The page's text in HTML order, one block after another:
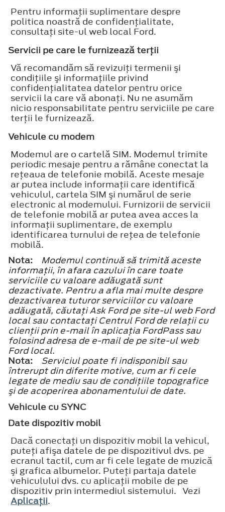
Pentru informaţii suplimentare despre
politica noastră de confidenţialitate,
consultaţi site-ul web local Ford.
Servicii pe care le furnizează terţii
Vă recomandăm să revizuiţi termenii şi
condiţiile şi informaţiile privind
confidenţialitatea datelor pentru orice
servicii la care vă abonaţi. Nu ne asumăm
nicio responsabilitate pentru serviciile pe care
terţii le furnizează.
Vehicule cu modem
Modemul are o cartelă SIM. Modemul trimite
periodic mesaje pentru a rămâne conectat la
reţeaua de telefonie mobilă. Aceste mesaje
ar putea include informaţii care identifică
vehiculul, cartela SIM şi numărul de serie
electronic al modemului. Furnizorii de servicii
de telefonie mobilă ar putea avea acces la
informaţii suplimentare, de exemplu
identificarea turnului de reţea de telefonie
mobilă.
Nota:
Modemul continuă să trimită aceste
informaţii, în afara cazului în care toate
serviciile cu valoare adăugată sunt
dezactivate. Pentru a afla mai multe despre
dezactivarea tuturor serviciilor cu valoare
adăugată, căutaţi Ask Ford pe site-ul web Ford
local sau contactaţi Centrul Ford de relaţii cu
clienţii prin e-mail în aplicaţia FordPass sau
folosind adresa de e-mail de pe site-ul web
Ford local.
Nota:
Serviciul poate fi indisponibil sau
întrerupt din diferite motive, cum ar fi cele
legate de mediu sau de condiţiile topografice
şi de acoperirea abonamentului de date.
Vehicule cu SYNC
Date dispozitiv mobil
Dacă conectaţi un dispozitiv mobil la vehicul,
puteţi afişa datele de pe dispozitivul dvs. pe
ecranul tactil, cum ar fi cele legate de muzică
şi grafica albumelor. Puteţi partaja datele
vehiculului dvs. cu aplicaţii mobile de pe
dispozitiv prin intermediul sistemului. Vezi
Aplicaţii.